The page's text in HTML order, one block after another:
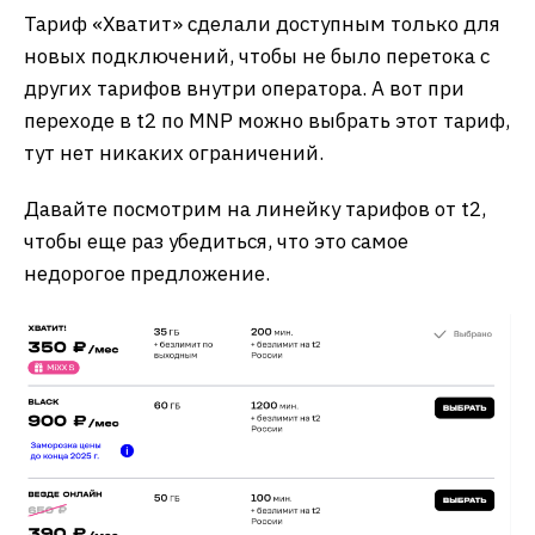
Тариф «Хватит» сделали доступным только для
новых подключений, чтобы не было перетока с
других тарифов внутри оператора. А вот при
переходе в t2 по MNP можно выбрать этот тариф,
тут нет никаких ограничений.
Давайте посмотрим на линейку тарифов от t2,
чтобы еще раз убедиться, что это самое
недорогое предложение.